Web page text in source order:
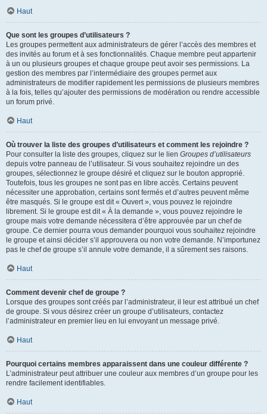
Haut
Que sont les groupes d’utilisateurs ?
Les groupes permettent aux administrateurs de gérer l’accès des membres et
des invités au forum et à ses fonctionnalités. Chaque membre peut appartenir
à un ou plusieurs groupes et chaque groupe peut avoir ses permissions. La
gestion des membres par l’intermédiaire des groupes permet aux
administrateurs de modifier rapidement les permissions de plusieurs membres
à la fois, telles qu’ajouter des permissions de modération ou rendre accessible
un forum privé.
Haut
Où trouver la liste des groupes d’utilisateurs et comment les rejoindre ?
Pour consulter la liste des groupes, cliquez sur le lien Groupes d’utilisateurs
depuis votre panneau de l’utilisateur. Si vous souhaitez rejoindre un des
groupes, sélectionnez le groupe désiré et cliquez sur le bouton approprié.
Toutefois, tous les groupes ne sont pas en libre accès. Certains peuvent
nécessiter une approbation, certains sont fermés et d’autres peuvent même
être masqués. Si le groupe est dit « Ouvert », vous pouvez le rejoindre
librement. Si le groupe est dit « À la demande », vous pouvez rejoindre le
groupe mais votre demande nécessitera d’être approuvée par un chef de
groupe. Ce dernier pourra vous demander pourquoi vous souhaitez rejoindre
le groupe et ainsi décider s’il approuvera ou non votre demande. N’importunez
pas le chef de groupe s’il annule votre demande, il a sûrement ses raisons.
Haut
Comment devenir chef de groupe ?
Lorsque des groupes sont créés par l’administrateur, il leur est attribué un chef
de groupe. Si vous désirez créer un groupe d’utilisateurs, contactez
l’administrateur en premier lieu en lui envoyant un message privé.
Haut
Pourquoi certains membres apparaissent dans une couleur différente ?
L’administrateur peut attribuer une couleur aux membres d’un groupe pour les
rendre facilement identifiables.
Haut